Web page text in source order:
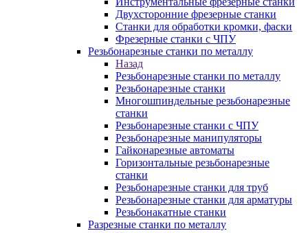
Двухсторонние фрезерные станки
Станки для обработки кромки, фаски
Фрезерные станки с ЧПУ
Резьбонарезные станки по металлу
Назад
Резьбонарезные станки по металлу
Резьбонарезные станки
Многошпиндельные резьбонарезные
станки
Резьбонарезные станки с ЧПУ
Резьбонарезные манипуляторы
Гайконарезные автоматы
Горизонтальные резьбонарезные
станки
Резьбонарезные станки для труб
Резьбонарезные станки для арматуры
Резьбонакатные станки
Разрезные станки по металлу